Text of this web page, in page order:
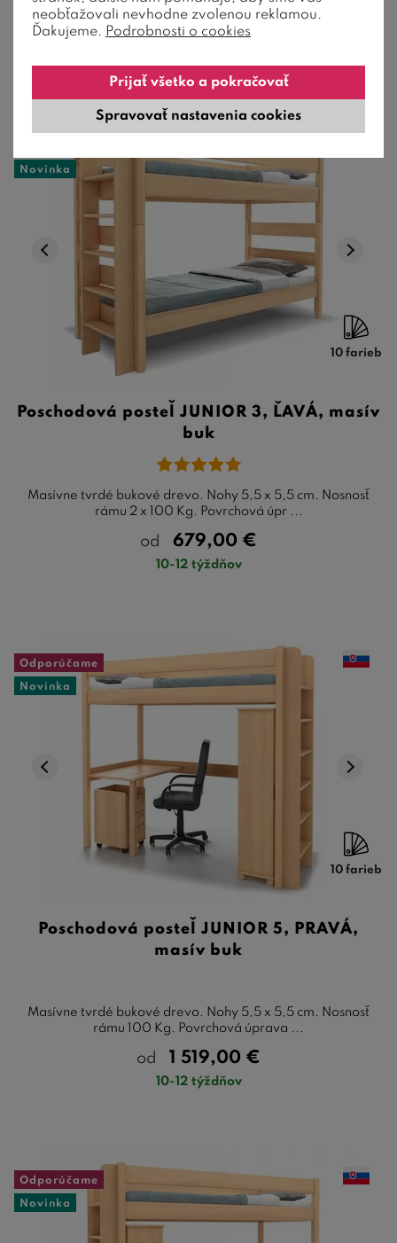
od 679,00 €
Novinka
10 farieb
Poschodová posteľ JUNIOR 3, ĽAVÁ, masív
buk
Masívne tvrdé bukové drevo. Nohy 5,5 x 5,5 cm. Nosnosť
rámu 2 x 100 Kg. Povrchová úpr ...
od 679,00 €
10-12 týždňov
Odporúčame
Novinka
10 farieb
Poschodová posteľ JUNIOR 5, PRAVÁ,
masív buk
Masívne tvrdé bukové drevo. Nohy 5,5 x 5,5 cm. Nosnosť
rámu 100 Kg. Povrchová úprava ...
od 1 519,00 €
10-12 týždňov
Odporúčame
Novinka
neobťažovali nevhodne zvolenou reklamou.
Ďakujeme. Podrobnosti o cookies
Spravovať nastavenia cookies
Prijať všetko a pokračovať